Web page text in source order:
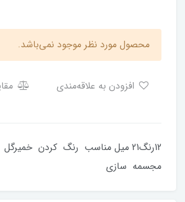
محصول مورد نظر موجود نمی‌باشد.
12رنگ21 میل مناسب رنگ کردن
مجسمه سازی